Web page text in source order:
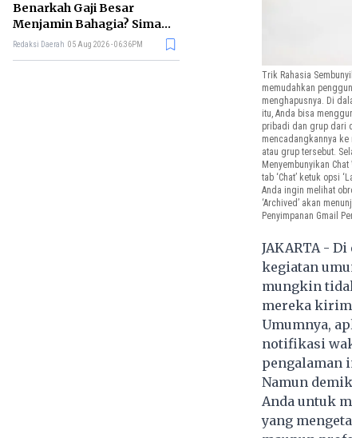
Benarkah Gaji Besar
Menjamin Bahagia? Simak
Penjelasan Ilmu Ekonomi
Redaksi Daerah 05 Aug 2026 - 06:36PM
Trik Rahasia
memudahkan
menghapusnya. Di
itu, Anda bisa
pribadi dan grup dari
mencadangkannya
atau grup tersebut.
Menyembunyikan
tab ‘Chat’ ketuk opsi
Anda ingin melihat
‘Archived’ akan
Penyimpanan Gmail
JAKARTA -
kegiatan
mungkin
mereka kirim
Umumnya,
notifikasi
pengalaman
Namun
Anda untuk
yang